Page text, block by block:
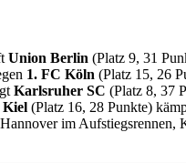
Union Berlin (Platz 9, 31
1. FC Köln (Platz 15, 26
Karlsruher SC (Platz 8, 37
Kiel (Platz 16, 28 Punkte)
im Aufstiegsrennen,